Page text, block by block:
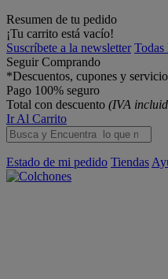
Resumen de tu pedido
¡Tu carrito está vacío!
Suscríbete a la newsletter Todas
Seguir Comprando
*Descuentos, cupones y
Pago 100% seguro
Total con descuento (IVA
Ir Al Carrito
Estado de mi pedido Tiendas